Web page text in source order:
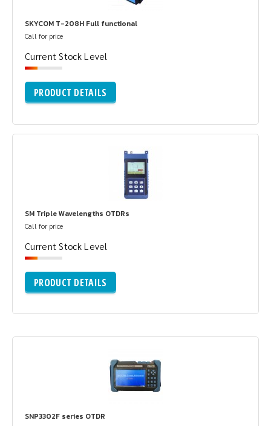
SKYCOM T-208H Full functional
Call for price
Current Stock Level
PRODUCT DETAILS
SM Triple Wavelengths OTDRs
Call for price
Current Stock Level
PRODUCT DETAILS
SNP3302F series OTDR